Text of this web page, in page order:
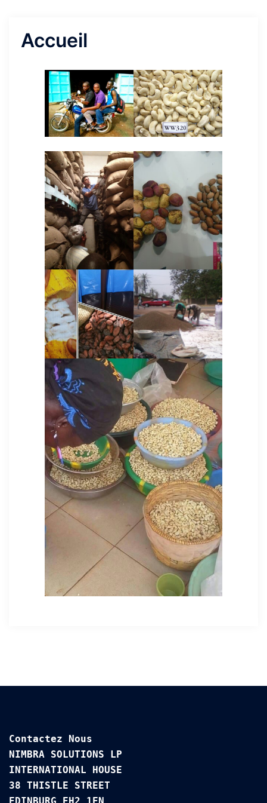
Accueil
Contactez Nous
NIMBRA SOLUTIONS LP
INTERNATIONAL HOUSE
38 THISTLE STREET
EDINBURG EH2 1EN